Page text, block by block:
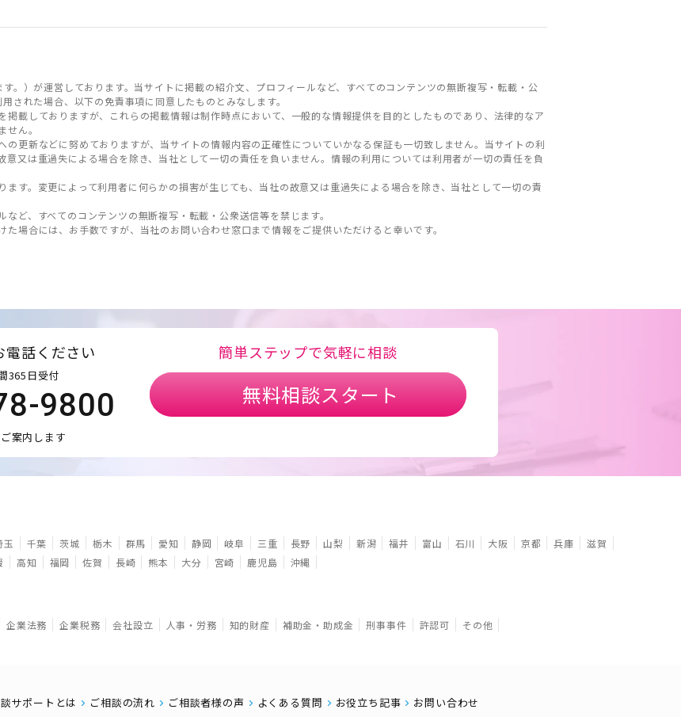
。）が運営しております。当サイトに掲載の紹介文、プロフィールなど、すべてのコンテンツの無断複写・転載・公
された場合、以下の免責事項に同意したものとみなします。
掲載しておりますが、これらの掲載情報は制作時点において、一般的な情報提供を目的としたものであり、法律的なア
ん。
の更新などに努めておりますが、当サイトの情報内容の正確性についていかなる保証も一切致しません。当サイトの利
又は重過失による場合を除き、当社として一切の責任を負いません。情報の利用については利用者が一切の責任を負
す。変更によって利用者に何らかの損害が生じても、当社の故意又は重過失による場合を除き、当社として一切の責
ど、すべてのコンテンツの無断複写・転載・公衆送信等を禁じます。
場合には、お手数ですが、当社のお問い合わせ窓口まで情報をご提供いただけると幸いです。
電話ください
365日受付
9800
案内します
簡単ステップで気軽に相談
無料相談スタート
玉 千葉 茨城 栃木 群馬 愛知 静岡 岐阜 三重 長野 山梨 新潟 福井 富山 石川 大阪 京都 兵庫
滋賀
高知 福岡 佐賀 長崎 熊本 大分 宮崎 鹿児島 沖縄
企業法務 企業税務 会社設立 人事・労務 知的財産 補助金・助成金 刑事事件 許認可 その他
サポートとは ご相談の流れ ご相談者様の声 よくある質問 お役立ち記事 お問い合わせ